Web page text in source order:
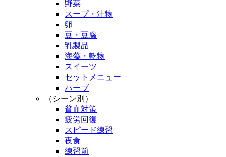
野菜
スープ・汁物
卵
豆・豆腐
乳製品
海藻・乾物
スイーツ
セットメニュー
ハーブ
（シーン別）
貧血対策
疲労回復
スピード練習
夜食
練習前